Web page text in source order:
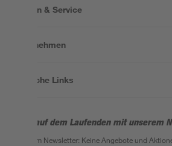
Wissen & Service
Unternehmen
Nützliche Links
Bleib auf dem Laufenden mit unserem
Der toom Newsletter: Keine Angebote und